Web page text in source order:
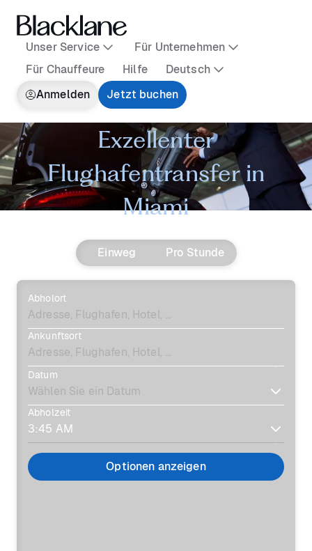
Unser Service
Für Unternehmen
Für Chauffeure
Hilfe
Deutsch
Anmelden
Jetzt buchen
Exzellenter
Flughafentransfer in
Miami
Einweg Pro Stunde
Abholort
Ankunftsort
Datum
Abholzeit
Optionen anzeigen